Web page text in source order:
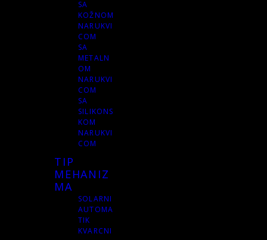
SA
KOŽNOM
NARUKVI
COM
SA
METALN
OM
NARUKVI
COM
SA
SILIKONS
KOM
NARUKVI
COM
TIP
MEHANIZ
MA
SOLARNI
AUTOMA
TIK
KVARCNI